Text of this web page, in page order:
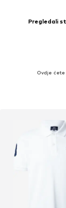
Pregledali
Ovdje